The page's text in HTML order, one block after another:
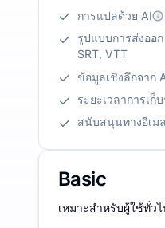
การแปลด้วย AI
รูปแบบการส่งออก
SRT, VTT
ข้อมูลเชิงลึกจาก
ระยะเวลาการเ
สนับสนุนทางอีเมล
Basic
เหมาะสำหรับผู้ใช้ทั่ว